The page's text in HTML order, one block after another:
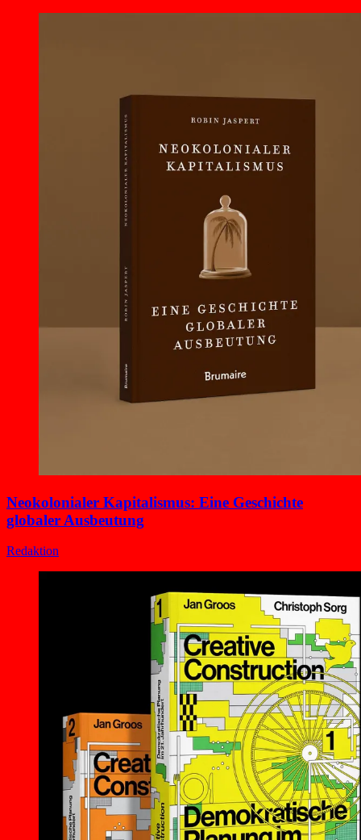
Neokolonialer Kapitalismus: Eine Geschichte
globaler Ausbeutung
Redaktion